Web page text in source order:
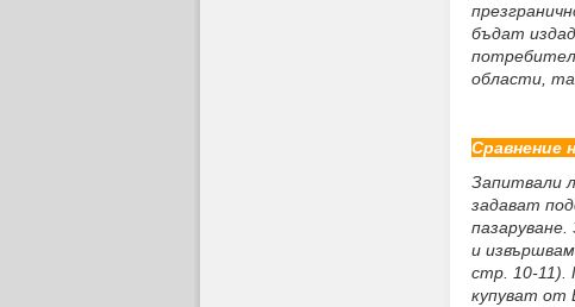
бъдат
области,
Сравнение
Запитвали
задават
и
стр. 10-11).
купуват от